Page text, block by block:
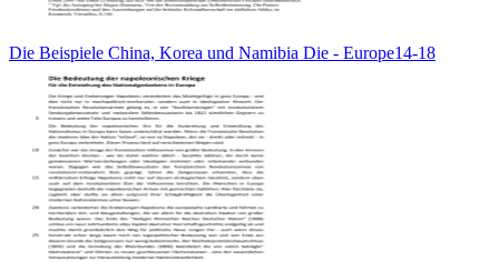
Die Beispiele China, Korea und Namibia Die - Europe14-18